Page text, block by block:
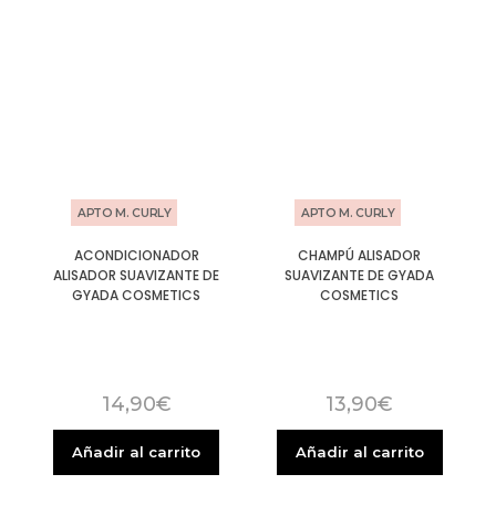
APTO M. CURLY
ACONDICIONADOR
ALISADOR SUAVIZANTE DE
GYADA COSMETICS
14,90€
Añadir al carrito
APTO M. CURLY
CHAMPÚ ALISADOR
SUAVIZANTE DE GYADA
COSMETICS
13,90€
Añadir al carrito